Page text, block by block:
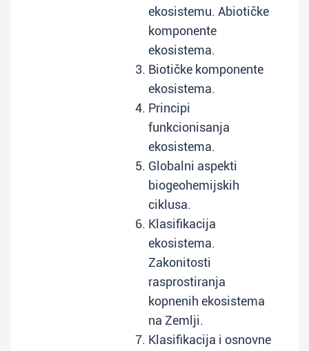
ekosistemu. Abiotičke
komponente
ekosistema.
Biotičke komponente
ekosistema.
Principi
funkcionisanja
ekosistema.
Globalni aspekti
biogeohemijskih
ciklusa.
Klasifikacija
ekosistema.
Zakonitosti
rasprostiranja
kopnenih ekosistema
na Zemlji.
Klasifikacija i osnovne